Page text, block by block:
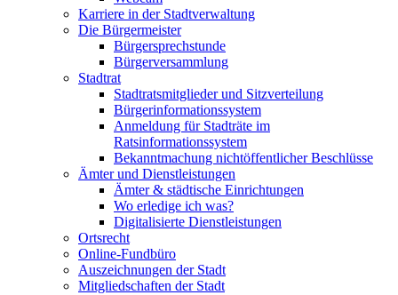
Karriere in der Stadtverwaltung
Die Bürgermeister
Bürgersprechstunde
Bürgerversammlung
Stadtrat
Stadtratsmitglieder und Sitzverteilung
Bürgerinformationssystem
Anmeldung für Stadträte im
Ratsinformationssystem
Bekanntmachung nichtöffentlicher Beschlüsse
Ämter und Dienstleistungen
Ämter & städtische Einrichtungen
Wo erledige ich was?
Digitalisierte Dienstleistungen
Ortsrecht
Online-Fundbüro
Auszeichnungen der Stadt
Mitgliedschaften der Stadt